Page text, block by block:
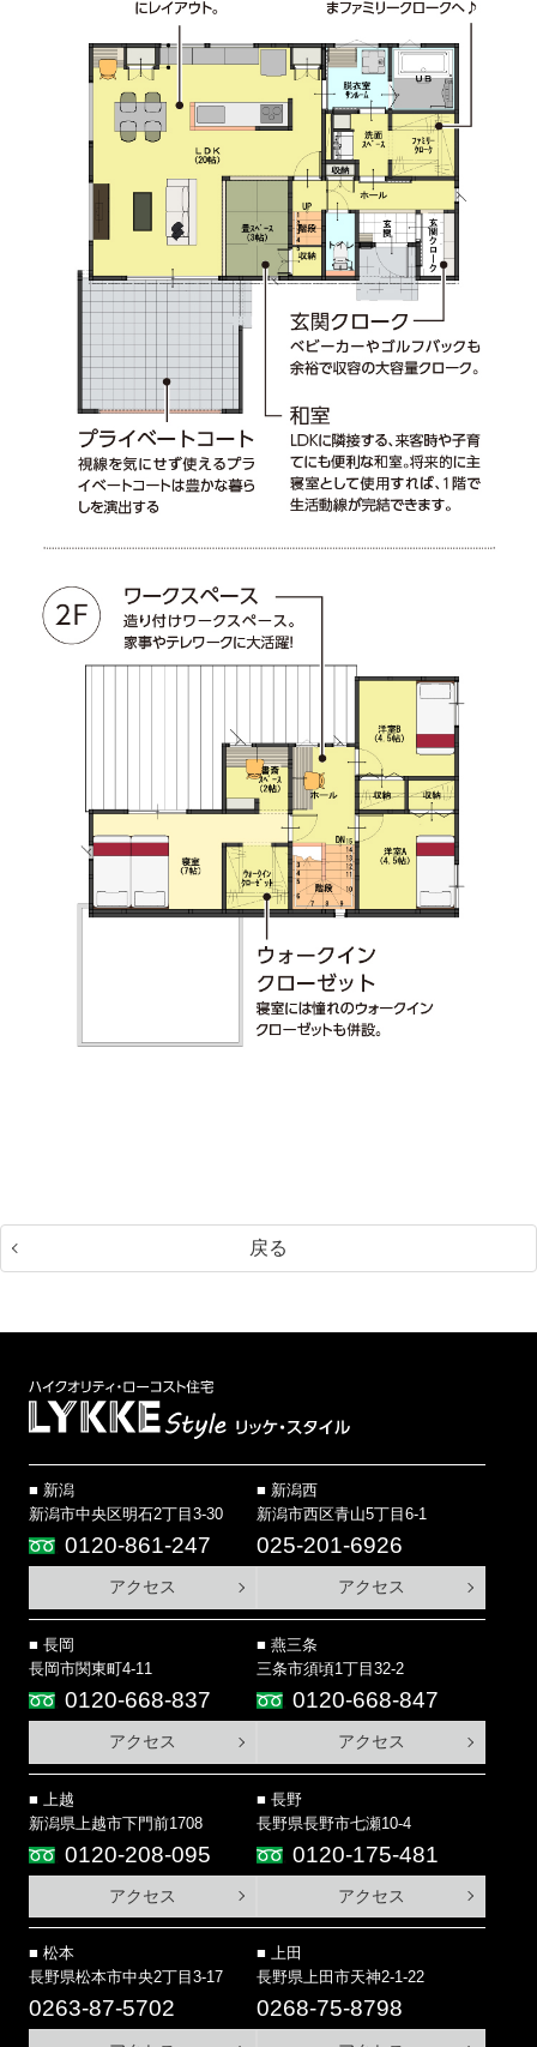
戻る
新潟
新潟市中央区明石2丁目3-30
0120-861-247
アクセス
新潟西
新潟市西区青山5丁目6-1
025-201-6926
アクセス
長岡
長岡市関東町4-11
0120-668-837
アクセス
燕三条
三条市須頃1丁目32-2
0120-668-847
アクセス
上越
新潟県上越市下門前1708
0120-208-095
アクセス
長野
長野県長野市七瀬10-4
0120-175-481
アクセス
松本
長野県松本市中央2丁目3-17
0263-87-5702
上田
長野県上田市天神2-1-22
0268-75-8798